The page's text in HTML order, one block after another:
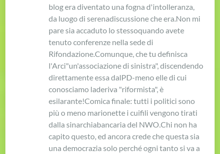
blog era diventato una fogna d'intolleranza,
da luogo di serenadiscussione che era.Non mi
pare sia accaduto lo stessoquando avete
tenuto conferenze nella sede di
Rifondazione.Comunque, che tu definisca
l'Arci"un'associazione di sinistra",discendendo
direttamente essa dalPD-meno elle di cui
conosciamo laderiva "riformista", è
esilarante!Comica finale: tutti i politici sono
più o meno marionette i cuifili vengono tirati
dalla sinarchiabancaria del NWO.Chi non ha
capito questo, ed ancora crede che questa sia
una democrazia solo perché ogni tanto si va a